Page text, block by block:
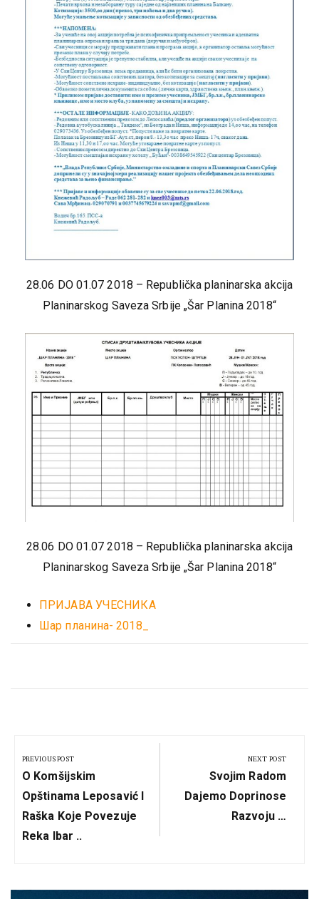
28.06 DO 01.07 2018 – Republička planinarska akcija
Planinarskog Saveza Srbije „Šar Planina 2018“
28.06 DO 01.07 2018 – Republička planinarska akcija
Planinarskog Saveza Srbije „Šar Planina 2018“
ПРИЈАВА УЧЕСНИКА
Шар планина- 2018_
чланка
PREVIOUS POST
Previous
Post:
O Komšijskim
Opštinama Leposavić I
Raška Koje Povezuje
Reka Ibar ..
NEXT POST
Next
Post:
Svojim Radom
Dajemo Doprinose
Razvoju …